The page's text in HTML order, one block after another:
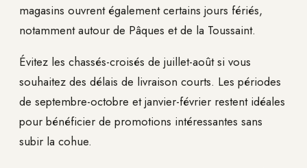
magasins ouvrent également certains jours fériés,
notamment autour de Pâques et de la Toussaint.
Évitez les chassés-croisés de juillet-août si vous
souhaitez des délais de livraison courts. Les périodes
de septembre-octobre et janvier-février restent idéales
pour bénéficier de promotions intéressantes sans
subir la cohue.